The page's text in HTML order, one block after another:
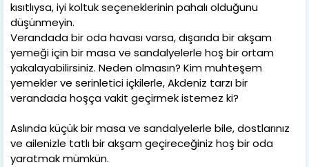
kısıtlıysa, iyi koltuk seçeneklerinin pahalı olduğunu
düşünmeyin.
Verandada bir oda havası varsa, dışarıda bir akşam
yemeği için bir masa ve sandalyelerle hoş bir ortam
yakalayabilirsiniz. Neden olmasın? Kim muhteşem
yemekler ve serinletici içkilerle, Akdeniz tarzı bir
verandada hoşça vakit geçirmek istemez ki?
Aslında küçük bir masa ve sandalyelerle bile, dostlarınız
ve ailenizle tatlı bir akşam geçireceğiniz hoş bir oda
yaratmak mümkün.